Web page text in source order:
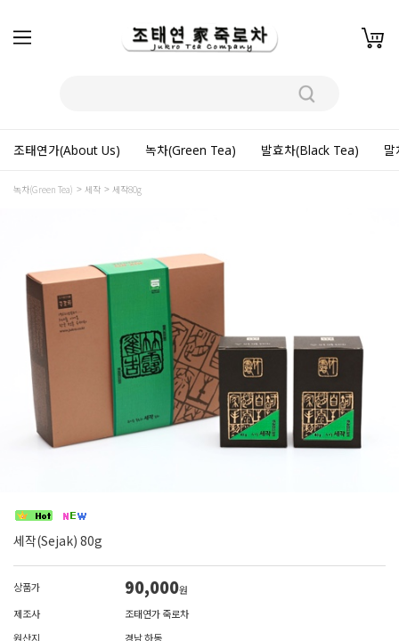
조태연가(About Us) 녹차(Green Tea) 발효차(Black Tea)
녹차(Green Tea) 세작 세작80g
세작(Sejak) 80g
상품가 90,000원
제조사
조태연가 죽로차
원산지
경남 하동